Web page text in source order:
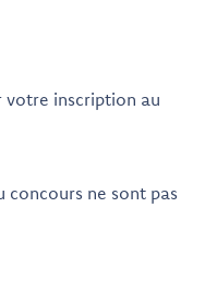
votre inscription au
concours ne sont pas